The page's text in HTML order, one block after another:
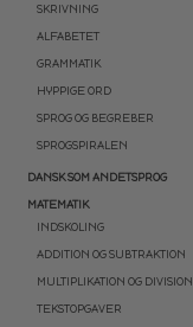
SKRIVNING
ALFABETET
GRAMMATIK
HYPPIGE ORD
SPROG OG BEGREBER
SPROGSPIRALEN
DANSK SOM ANDETSPROG
MATEMATIK
INDSKOLING
ADDITION OG SUBTRAKTION
MULTIPLIKATION OG DIVISION
TEKSTOPGAVER